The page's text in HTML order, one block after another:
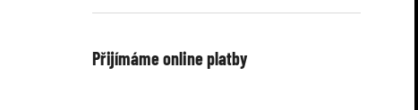
Přijímáme online platby